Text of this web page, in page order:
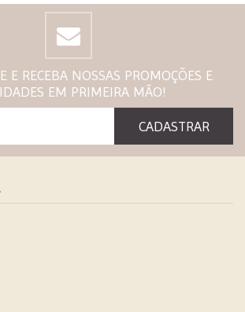
E RECEBA NOSSAS PROMOÇÕES E
EM PRIMEIRA MÃO!